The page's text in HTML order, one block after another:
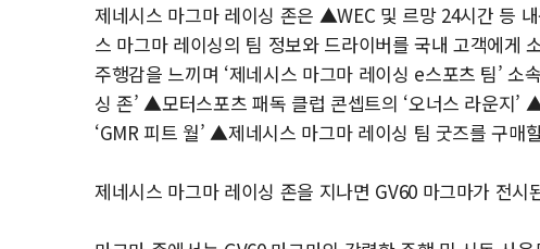
제네시스 마그마 레이싱 존은 ▲WEC 및 르망 24시간 등
스 마그마 레이싱의 팀 정보와 드라이버를 국내 고객에게
주행감을 느끼며 ‘제네시스 마그마 레이싱 e스포츠 팀’
싱 존’ ▲모터스포츠 패독 클럽 콘셉트의 ‘오너스 라운지
‘GMR 피트 월’ ▲제네시스 마그마 레이싱 팀 굿즈를 구매
제네시스 마그마 레이싱 존을 지나면 GV60 마그마가 전시